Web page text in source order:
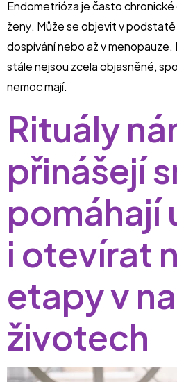
Endometrióza je často
ženy. Může se objevit v
dospívání nebo až v menopauze.
stále nejsou zcela objasněné,
nemoc mají.
Rituály
přinášejí
pomáhají
i otevírat
etapy v
životech